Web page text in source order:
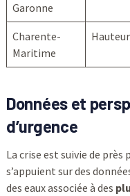
Garonne
Charente-
Maritime
Données et
d’urgence
La crise est suivie de
s’appuient sur des
des eaux associée à des